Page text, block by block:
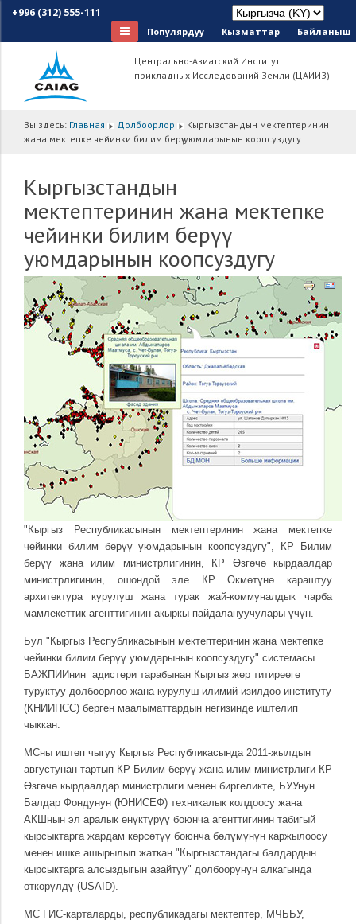
+996 (312) 555-111
Популярдуу Кызматтар Байланыш
Центрально-Азиатский Институт
прикладных Исследований Земли (ЦАИИЗ)
Вы здесь: Главная Долбоорлор
Кыргызстандын мектептеринин
жана мектепке чейинки билим берүү уюмдарынын коопсуздугу
Кыргызстандын
мектептеринин жана мектепке
чейинки билим берүү
уюмдарынын коопсуздугу
"Кыргыз Республикасынын мектептеринин жана мектепке
чейинки билим берүү уюмдарынын коопсуздугу", КР Билим
берүү жана илим министрлигинин, КР Өзгөчө кырдаалдар
министрлигинин, ошондой эле КР Өкмөтүнө караштуу
архитектура курулуш жана турак жай-коммуналдык чарба
мамлекеттик агенттигинин акыркы пайдалануучулары үчүн.
Бул "Кыргыз Республикасынын мектептеринин жана мектепке
чейинки билим берүү уюмдарынын коопсуздугу" системасы
БАЖПИИнин адистери тарабынан Кыргыз жер титирөөгө
туруктуу долбоорлоо жана курулуш илимий-изилдөө институту
(КНИИПСС) берген маалыматтардын негизинде иштелип
чыккан.
МСны иштеп чыгуу Кыргыз Республикасында 2011-жылдын
августунан тартып КР Билим берүү жана илим министрлиги КР
Өзгөчө кырдаалдар министрлиги менен биргеликте, БУУнун
Балдар Фондунун (ЮНИСЕФ) техникалык колдоосу жана
АКШнын эл аралык өнүктүрүү боюнча агенттигинин табигый
кырсыктарга жардам көрсөтүү боюнча бөлүмүнүн каржылоосу
менен ишке ашырылып жаткан "Кыргызстандагы балдардын
кырсыктарга алсыздыгын азайтуу" долбоорунун алкагында
өткөрүлдү (USAID).
МС ГИС-карталарды, республикадагы мектептер, МЧББУ,